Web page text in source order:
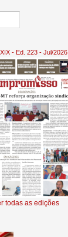
- Ed. 223 - Jul/2026
todas as edições